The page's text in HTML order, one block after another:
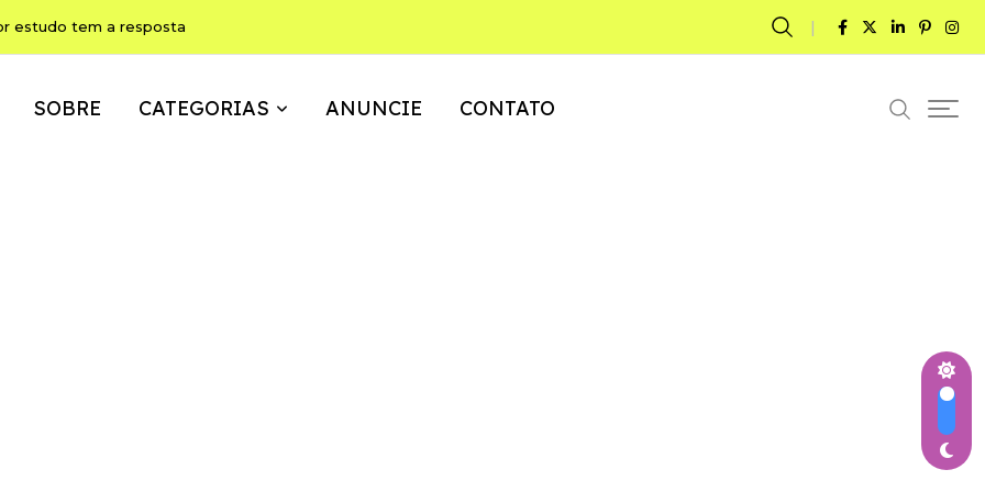
pode ser, ao mesmo tempo, memória, brincadeira e expressão
SOBRE CATEGORIAS ANUNCIE CONTATO